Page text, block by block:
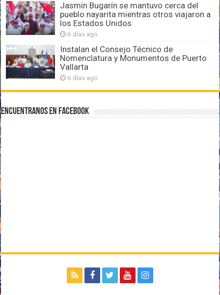
Jasmín Bugarín se mantuvo cerca del
pueblo nayarita mientras otros viajaron a
los Estados Unidos
6 días ago
Instalan el Consejo Técnico de
Nomenclatura y Monumentos de Puerto
Vallarta
6 días ago
Encuentranos en Facebook